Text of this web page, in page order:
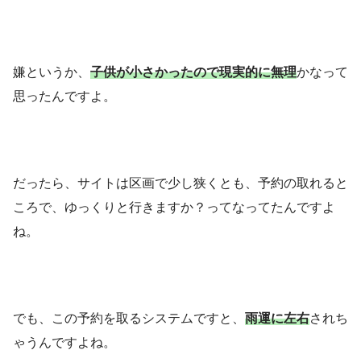
嫌というか、 子供が小さかったので現実的に無理かなって
思ったんですよ。
だったら、サイトは区画で少し狭くとも、予約の取れると
ころで、ゆっくりと行きますか？ってなってたんですよ
ね。
でも、この予約を取るシステムですと、 雨運に左右されち
ゃうんですよね。